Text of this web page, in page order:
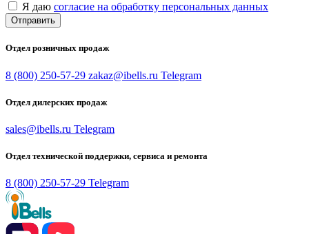
Я даю согласие на обработку персональных данных
Отправить
Отдел розничных продаж
8 (800) 250-57-29 zakaz@ibells.ru Telegram
Отдел дилерских продаж
sales@ibells.ru Telegram
Отдел технической поддержки, сервиса и ремонта
8 (800) 250-57-29 Telegram